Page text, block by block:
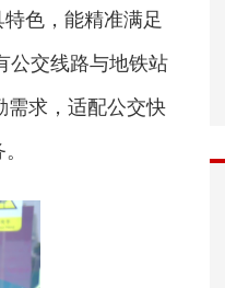
色，能精准满足
公交线路与地铁站
求，适配公交快
智能审校系统上线